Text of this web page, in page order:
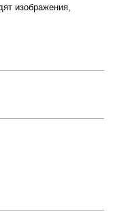
изображения,